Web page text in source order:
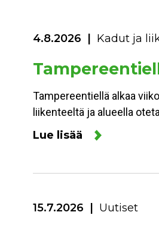
4.8.2026 Kadut ja
Tampereentiellä alkaa
liikenteeltä ja alueella
Lue lisää
15.7.2026 Uutiset